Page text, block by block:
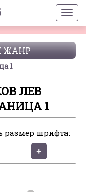
ЖАНР
1
ЛЕВ
1
размер шрифта: